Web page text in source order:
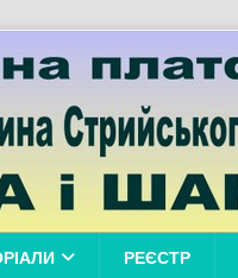
РЕЄСТР